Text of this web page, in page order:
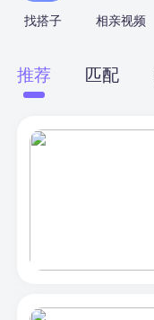
找搭子 相亲视频
推荐 匹配